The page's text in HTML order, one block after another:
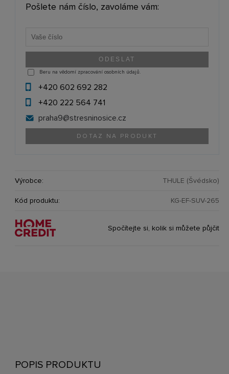
Pošlete nám číslo, zavoláme vám:
Beru na vědomí zpracování osobních údajů.
+420 602 692 282
+420 222 564 741
praha9@stresninosice.cz
DOTAZ NA PRODUKT
Výrobce: THULE (Švédsko)
Kód produktu: KG-EF-SUV-265
Spočítejte si, kolik si můžete půjčit
POPIS PRODUKTU